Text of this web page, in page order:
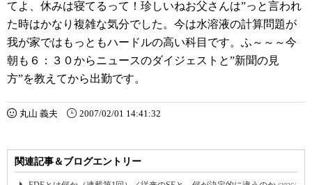
てよ、休みは寝てるって！珍しいねお父さんは”っと言われ
た時はかなり複雑な気分でした。今は水溶液の計算問題が
我が家ではもっともハードルの高い科目です。ふ～～～今
朝も６：３０からニュースのダイジェストと”新聞の見
方”を教えてから出勤です。
丸山 義夫 2007/02/01 14:41:32
関連記事＆ブログエントリー